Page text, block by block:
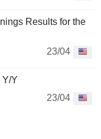
Results for the
23/04
Y/Y
23/04